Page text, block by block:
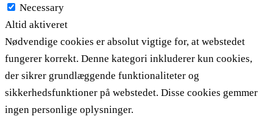
Necessary
Altid aktiveret
Nødvendige cookies er absolut vigtige for, at webstedet
fungerer korrekt. Denne kategori inkluderer kun cookies,
der sikrer grundlæggende funktionaliteter og
sikkerhedsfunktioner på webstedet. Disse cookies gemmer
ingen personlige oplysninger.